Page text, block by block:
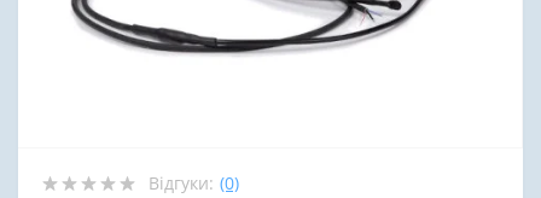
Відгуки: (0)